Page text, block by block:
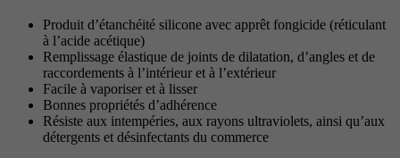
Produit d’étanchéité silicone avec apprêt fongicide (réticulant
à l’acide acétique)
Remplissage élastique de joints de dilatation, d’angles et de
raccordements à l’intérieur et à l’extérieur
Facile à vaporiser et à lisser
Bonnes propriétés d’adhérence
Résiste aux intempéries, aux rayons ultraviolets, ainsi qu’aux
détergents et désinfectants du commerce